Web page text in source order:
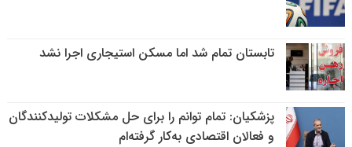
تابستان تمام شد اما مسکن استیجاری اجرا نشد
پزشکیان: تمام توانم را برای حل مشکلات تولیدکنندگان
و فعالان اقتصادی به‌کار گرفته‌ام